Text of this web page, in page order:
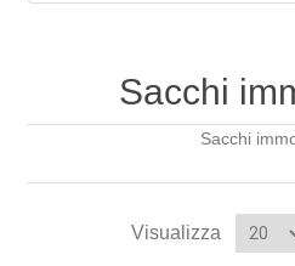
Sacchi
Sacchi
Visualizza